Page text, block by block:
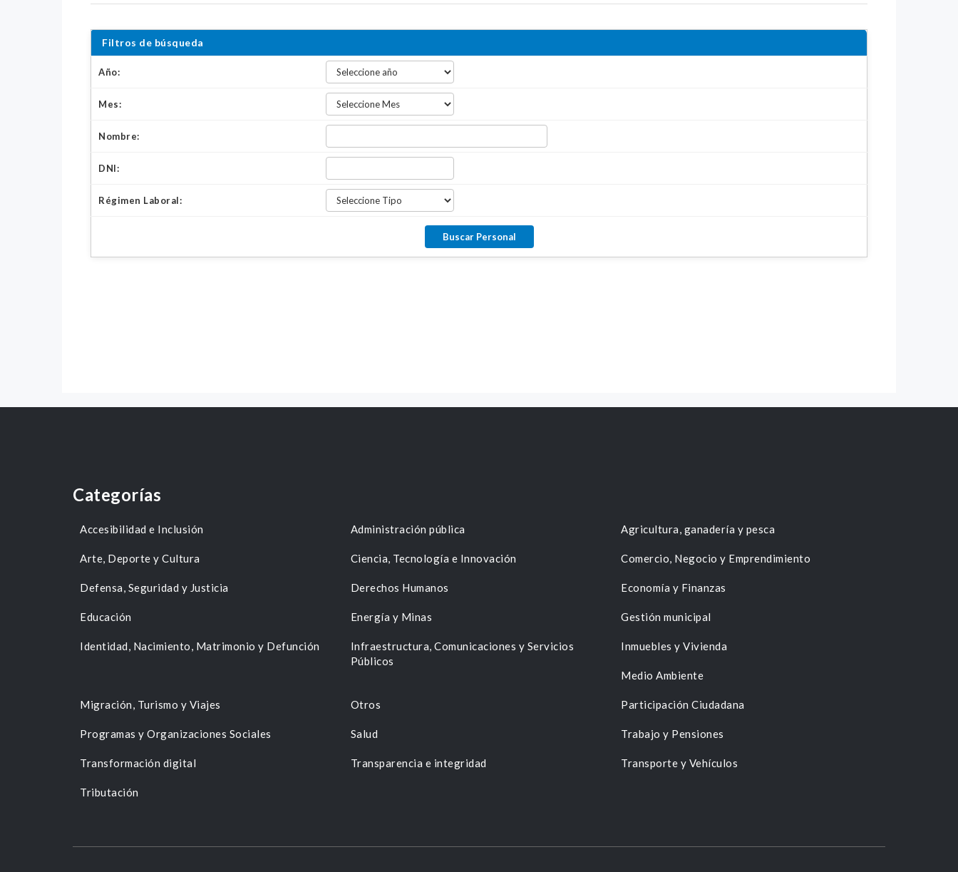
Filtros de búsqueda
Año:
Mes:
Nombre:
DNI:
Régimen Laboral:
Categorías
Accesibilidad e Inclusión Administración pública Agricultura, ganadería y pesca
Arte, Deporte y Cultura Ciencia, Tecnología e Innovación Comercio, Negocio y Emprendimiento
Defensa, Seguridad y Justicia Derechos Humanos Economía y Finanzas
Educación Energía y Minas Gestión municipal
Identidad, Nacimiento, Matrimonio y Defunción
Infraestructura, Comunicaciones y Servicios
Públicos
Inmuebles y Vivienda
Medio Ambiente
Migración, Turismo y Viajes Otros Participación Ciudadana
Programas y Organizaciones Sociales Salud Trabajo y Pensiones
Transformación digital Transparencia e integridad Transporte y Vehículos
Tributación